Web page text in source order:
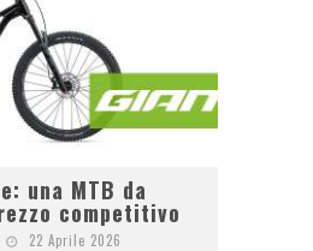
una MTB da
competitivo
22 Aprile 2026